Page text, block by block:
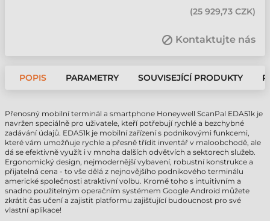
(25 929,73 CZK)
Kontaktujte nás
POPIS PARAMETRY SOUVISEJÍCÍ PRODUKTY
Přenosný mobilní terminál a smartphone Honeywell ScanPal EDA51k je
navržen speciálně pro uživatele, kteří potřebují rychlé a bezchybné
zadávání údajů. EDA51k je mobilní zařízení s podnikovými funkcemi,
které vám umožňuje rychle a přesně třídit inventář v maloobchodě, ale
dá se efektivně využít i v mnoha dalších odvětvích a sektorech služeb.
Ergonomický design, nejmodernější vybavení, robustní konstrukce a
přijatelná cena - to vše dělá z nejnovějšího podnikového terminálu
americké společnosti atraktivní volbu. Kromě toho s intuitivním a
snadno použitelným operačním systémem Google Android můžete
zkrátit čas učení a zajistit platformu zajišťující budoucnost pro své
vlastní aplikace!